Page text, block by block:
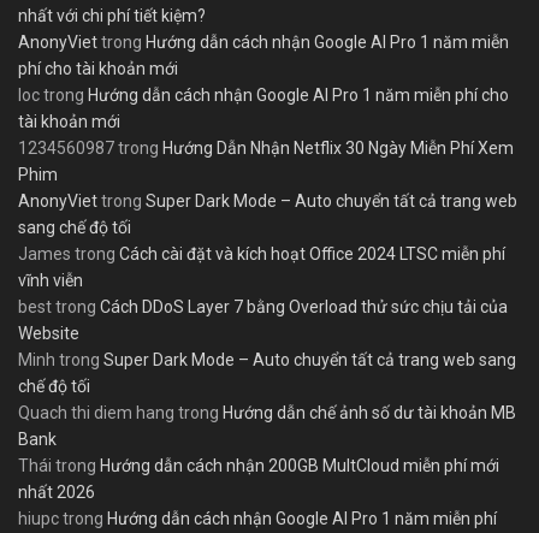
nhất với chi phí tiết kiệm?
AnonyViettrong Hướng dẫn cách nhận Google AI Pro 1 năm miễn
phí cho tài khoản mới
loctrong Hướng dẫn cách nhận Google AI Pro 1 năm miễn phí cho
tài khoản mới
1234560987trong Hướng Dẫn Nhận Netflix 30 Ngày Miễn Phí Xem
Phim
AnonyViettrong Super Dark Mode – Auto chuyển tất cả trang web
sang chế độ tối
James trong Cách cài đặt và kích hoạt Office 2024 LTSC miễn phí
vĩnh viễn
besttrong Cách DDoS Layer 7 bằng Overload thử sức chịu tải của
Website
Minh trong Super Dark Mode – Auto chuyển tất cả trang web sang
chế độ tối
Quach thi diem hang trong Hướng dẫn chế ảnh số dư tài khoản MB
Bank
Thái trong Hướng dẫn cách nhận 200GB MultCloud miễn phí mới
nhất 2026
hiupctrong Hướng dẫn cách nhận Google AI Pro 1 năm miễn phí